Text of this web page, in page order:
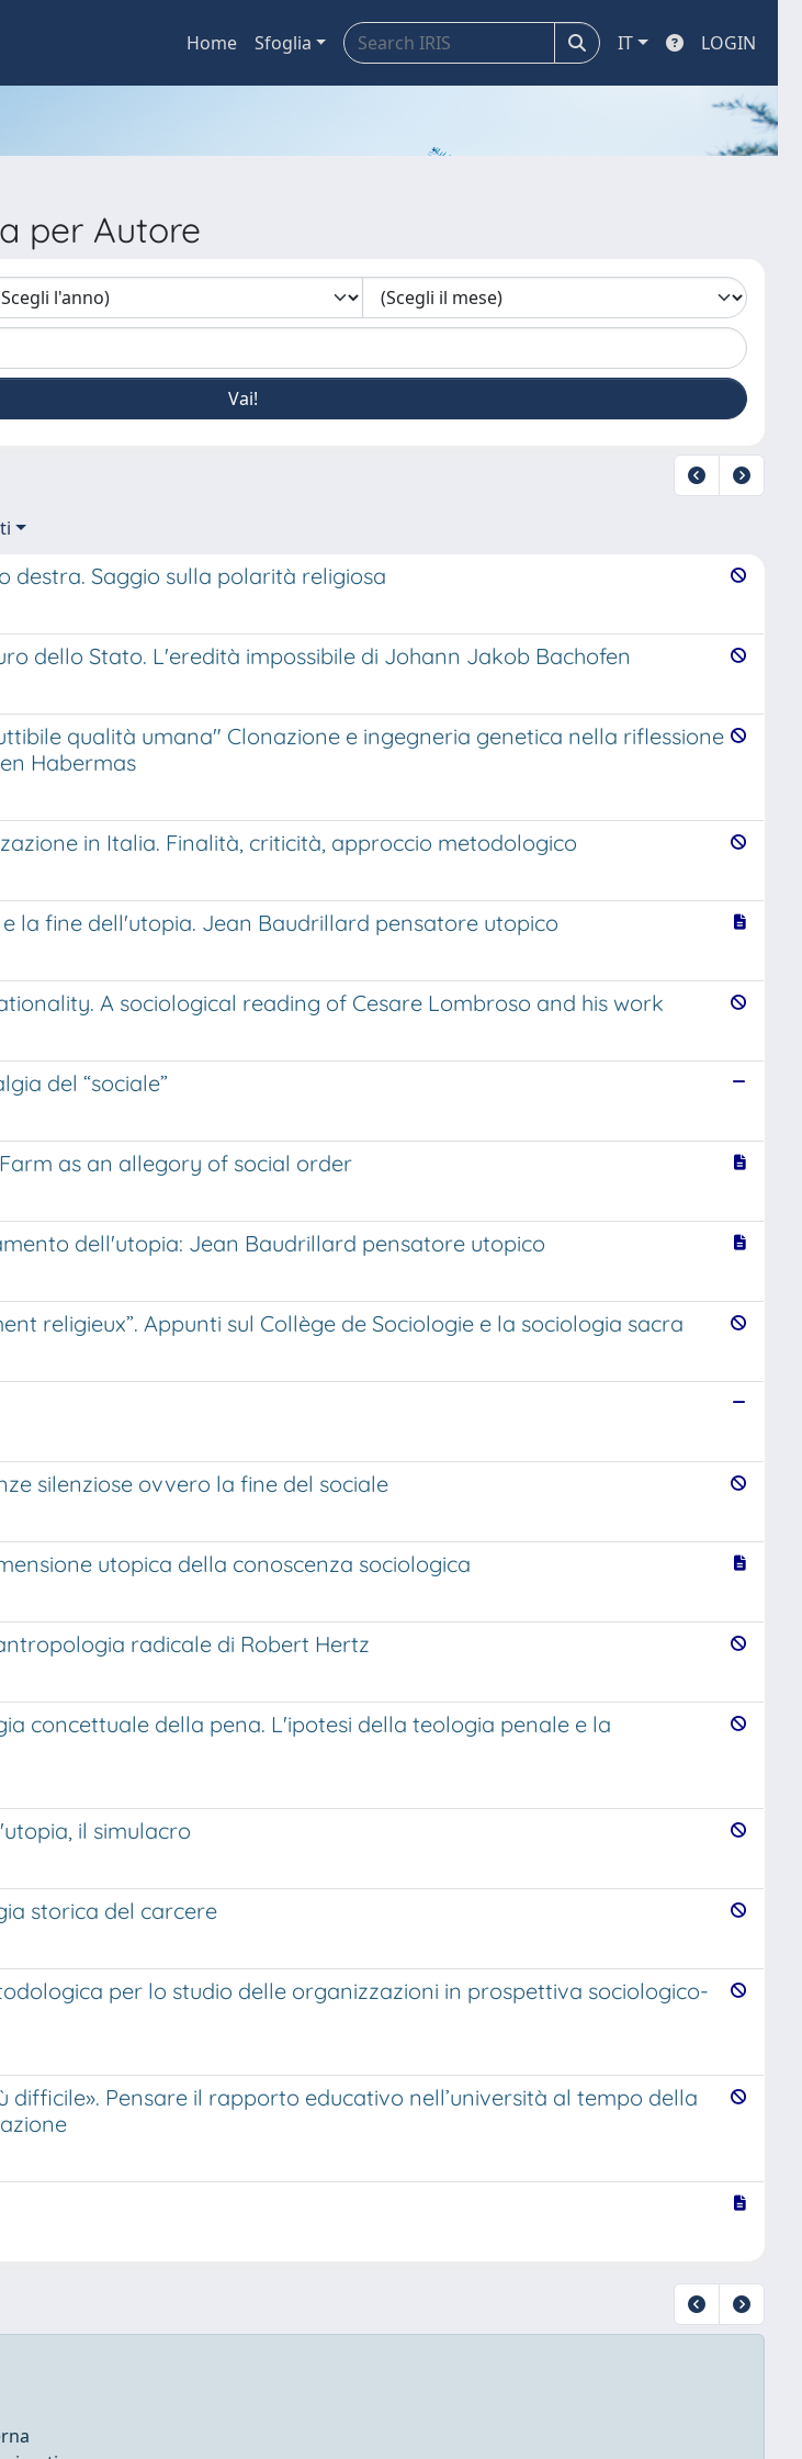
Home Sfoglia IT LOGIN
per Autore
destra. Saggio sulla polarità religiosa
dello Stato. L'eredità impossibile di Johann Jakob Bachofen
qualità umana" Clonazione e ingegneria genetica nella riflessione
Habermas
in Italia. Finalità, criticità, approccio metodologico
la fine dell'utopia. Jean Baudrillard pensatore utopico
A sociological reading of Cesare Lombroso and his work
del “sociale”
as an allegory of social order
dell'utopia: Jean Baudrillard pensatore utopico
religieux”. Appunti sul Collège de Sociologie e la sociologia sacra
silenziose ovvero la fine del sociale
utopica della conoscenza sociologica
radicale di Robert Hertz
concettuale della pena. L'ipotesi della teologia penale e la
il simulacro
storica del carcere
per lo studio delle organizzazioni in prospettiva sociologico-
difficile». Pensare il rapporto educativo nell’università al tempo della